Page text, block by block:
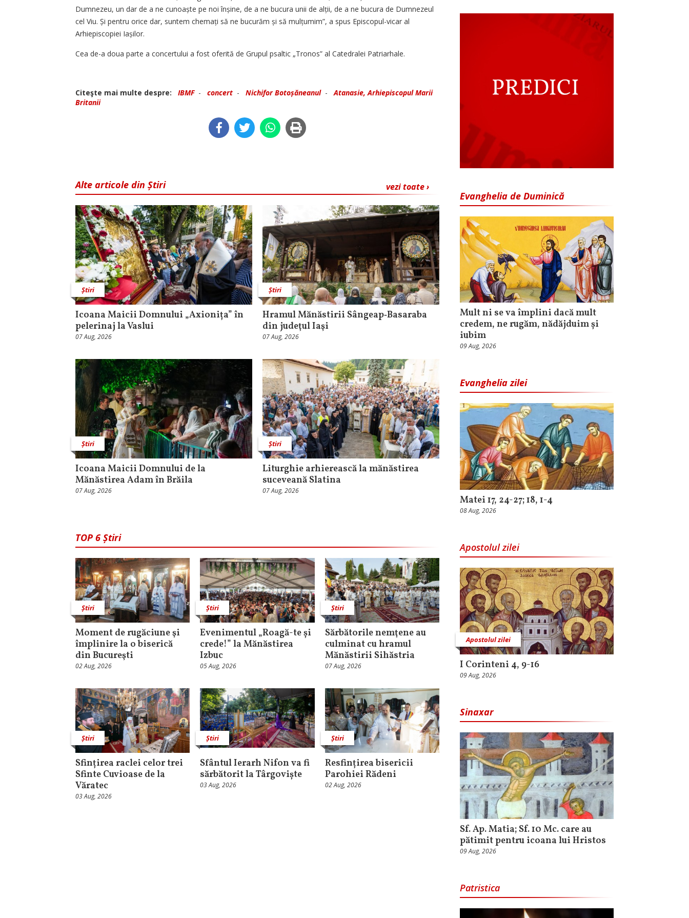
Dumnezeu, un dar de a ne cu­noaș­te pe noi înșine, de a ne bucura unii de alții, de a ne bucura de Dumnezeul
cel Viu. Și pentru orice dar, suntem chemați să ne bucurăm și să mul­țumim”, a spus Episcopul-vicar al
Arhiepiscopiei Iași­lor.
Cea de-a doua parte a concertului a fost oferită de Grupul psaltic „Tronos” al Catedralei Patriarhale.
Citeşte mai multe despre: IBMF- concert - Nichifor Botoșăneanul-Atanasie, Arhiepiscopul Marii
Britanii
vezi toate ›
Alte articole din Știri
Știri
Icoana Maicii Domnului „Axionița” în
pelerinaj la Vaslui
07 Aug, 2026
Știri
Hramul Mănăstirii Sângeap‑Basaraba
din judeţul Iaşi
07 Aug, 2026
Știri
Icoana Maicii Domnului de la
Mănăstirea Adam în Brăila
07 Aug, 2026
Știri
Liturghie arhierească la mănăstirea
suceveană Slatina
07 Aug, 2026
TOP 6 Știri
Știri
Moment de rugăciune şi
împlinire la o biserică
din Bucureşti
02 Aug, 2026
Știri
Evenimentul „Roagă-te și
crede!” la Mănăstirea
Izbuc
05 Aug, 2026
Știri
Sărbătorile nemţene au
culminat cu hramul
Mănăstirii Sihăstria
07 Aug, 2026
Știri
Sfințirea raclei celor trei
Sfinte Cuvioase de la
Văratec
03 Aug, 2026
Știri
Sfântul Ierarh Nifon va fi
sărbătorit la Târgoviște
03 Aug, 2026
Știri
Resfințirea bisericii
Parohiei Rădeni
02 Aug, 2026
Evanghelia de Duminică
Mult ni se va împlini dacă mult
credem, ne rugăm, nădăjduim și
iubim
09 Aug, 2026
Evanghelia zilei
Matei 17, 24-27; 18, 1-4
08 Aug, 2026
Apostolul zilei
Apostolul zilei
I Corinteni 4, 9-16
09 Aug, 2026
Sinaxar
Sf. Ap. Matia; Sf. 10 Mc. care au
pătimit pentru icoana lui Hristos
09 Aug, 2026
Patristica